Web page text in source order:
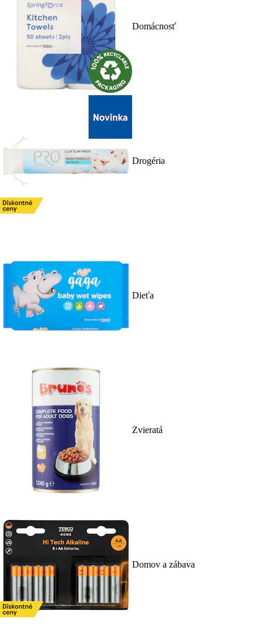
Domácnosť
Drogéria
Dieťa
Zvieratá
Domov a zábava